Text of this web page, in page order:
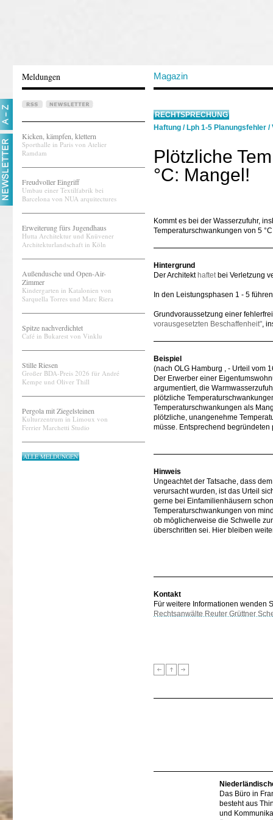
Meldungen Magazin
Kicken, kämpfen, klettern
Sporthalle in Paris von Atelier
Ramdam
Freudvoller Eingriff
Umbau einer Textilfabrik bei
Barcelona von NUA arquitectures
Erweiterung fürs Jugendhaus
Hutta Architektur und Knüvener
Architekturlandschaft in Köln
Außendusche und Open-Air-
Zimmer
Kindergarten in Katalonien von
Sarquella Torres und Marc Riera
Spitze nachverdichtet
Café in Bukarest von Vinklu
Stille Riesen
Großer BDA-Preis 2026 für André
Kempe und Oliver Thill
Pergola mit Ziegelsteinen
Kulturzentrum in Limoux von
Ferrier Marchetti Studio
ALLE MELDUNGEN
RECHTSPRECHUNG
Haftung / Lph 1-5 Planungsfehler /
Plötzliche
°C: Mangel!
Kommt es bei der Wasserzufuhr,
Temperaturschwankungen von 5
Hintergrund
Der Architekt haftetbei Verletzung
In den Leistungsphasen 1 - 5
Grundvoraussetzung einer
vorausgesetzten Beschaffenheit",
Beispiel
(nach OLG Hamburg , - Urteil vom
Der Erwerber einer
argumentiert, die
plötzliche
Temperaturschwankungen als
plötzliche, unangenehme
müsse. Entsprechend
Hinweis
Ungeachtet der Tatsache, dass
verursacht wurden, ist das Urteil
gerne bei Einfamilienhäusern
Temperaturschwankungen von
ob möglicherweise die Schwelle
überschritten sei. Hier bleiben
Kontakt
Für weitere Informationen wenden
Rechtsanwälte Reuter Grüttner
Das Büro in
besteht aus
und